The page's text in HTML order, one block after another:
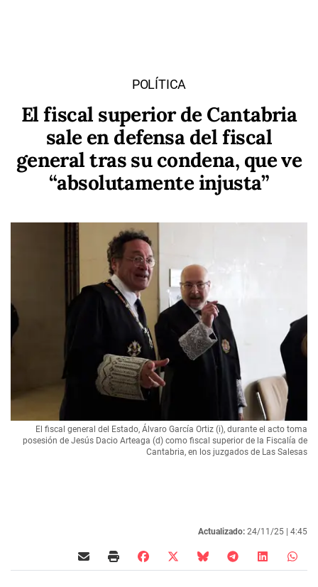
POLÍTICA
El fiscal superior de Cantabria
sale en defensa del fiscal
general tras su condena, que ve
“absolutamente injusta”
El fiscal general del Estado, Álvaro García Ortiz (i), durante el acto toma
posesión de Jesús Dacio Arteaga (d) como fiscal superior de la Fiscalía de
Cantabria, en los juzgados de Las Salesas
Actualizado: 24/11/25 | 4:45